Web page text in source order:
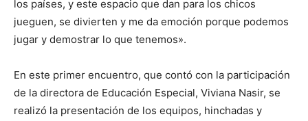
los países, y este espacio que dan para los chicos
jueguen, se divierten y me da emoción porque podemos
jugar y demostrar lo que tenemos».
En este primer encuentro, que contó con la participación
de la directora de Educación Especial, Viviana Nasir, se
realizó la presentación de los equipos, hinchadas y